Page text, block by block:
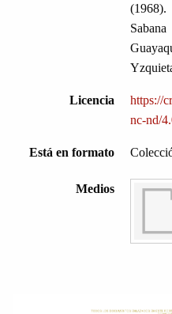
Licencia
https://
nc-nd/
Está en formato
Medios